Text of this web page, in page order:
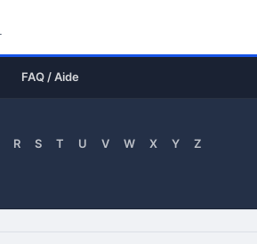
FAQ / Aide
R S T U V W X Y Z